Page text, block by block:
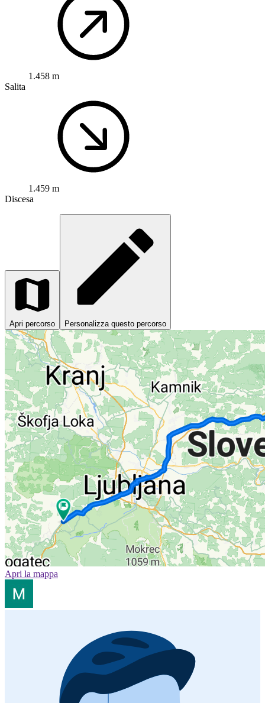
1.458 m
Salita
1.459 m
Discesa
Apri percorso Personalizza questo percorso
Apri la mappa